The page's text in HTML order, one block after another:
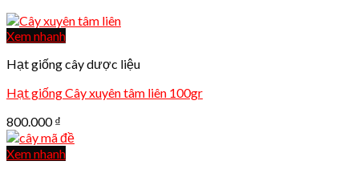
Xem nhanh
Hạt giống cây dược liệu
Hạt giống Cây xuyên tâm liên 100gr
800.000₫
Xem nhanh